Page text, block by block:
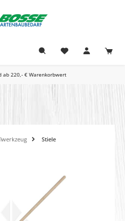
ab 220,- € Warenkorbwert
Stiele